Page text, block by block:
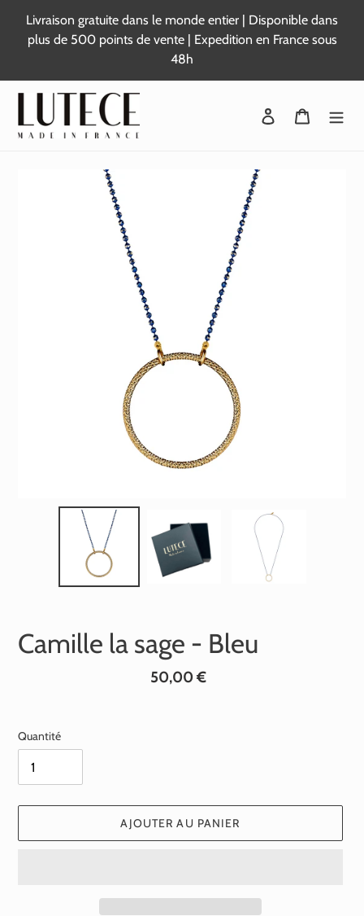
contenu
Livraison gratuite dans le monde entier | Disponible dans
plus de 500 points de vente | Expedition en France sous
48h
Se connecter
Panier
Camille la sage - Bleu
Prix
50,00 €
Quantité
AJOUTER AU PANIER